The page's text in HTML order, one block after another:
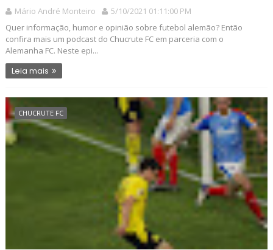
Mário André Monteiro
5/10/2021 01:11:00 PM
Quer informação, humor e opinião sobre futebol alemão? Então
confira mais um podcast do Chucrute FC em parceria com o
Alemanha FC. Neste epi...
Leia mais
CHUCRUTE FC